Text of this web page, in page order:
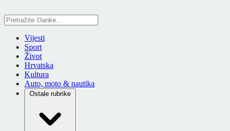
Vijesti
Sport
Život
Hrvatska
Kultura
Auto, moto & nautika
Ostale rubrike